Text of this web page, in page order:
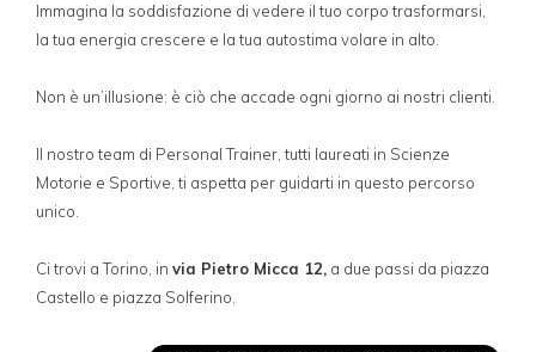
Immagina la soddisfazione di vedere il tuo corpo trasformarsi,
la tua energia crescere e la tua autostima volare in alto.
Non è un’illusione: è ciò che accade ogni giorno ai nostri clienti.
Il nostro team di Personal Trainer, tutti laureati in Scienze
Motorie e Sportive, ti aspetta per guidarti in questo percorso
unico.
Ci trovi a Torino, in via Pietro Micca 12, a due passi da piazza
Castello e piazza Solferino.